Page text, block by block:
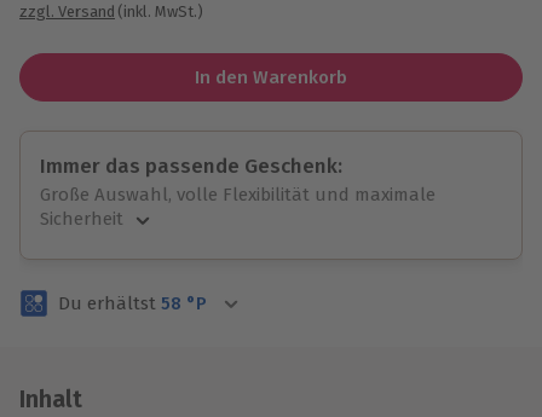
zzgl. Versand (inkl. MwSt.)
In den Warenkorb
Immer das passende Geschenk:
Große Auswahl, volle Flexibilität und maximale
Sicherheit
Volle Flexibilität
3 Jahre gültig & verlängerbar.
Du erhältst 58 °P
Inhalt